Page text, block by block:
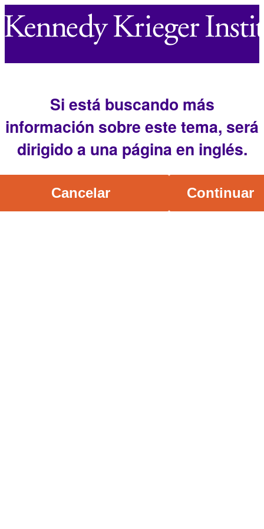
Si está buscando más
información sobre este tema, será
dirigido a una página en inglés.
Cancelar Continuar